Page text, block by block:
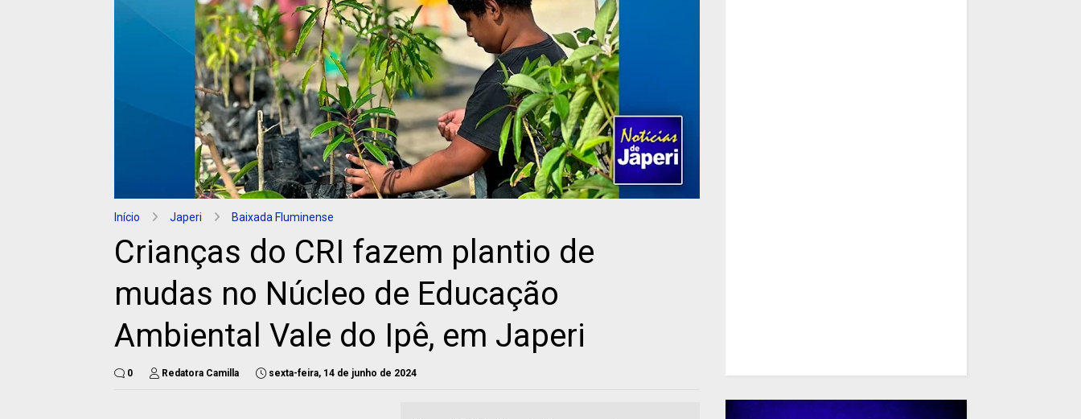
Início Japeri Baixada Fluminense
Crianças do CRI fazem plantio de
mudas no Núcleo de Educação
Ambiental Vale do Ipê, em Japeri
0 Redatora Camilla sexta-feira, 14 de junho de 2024